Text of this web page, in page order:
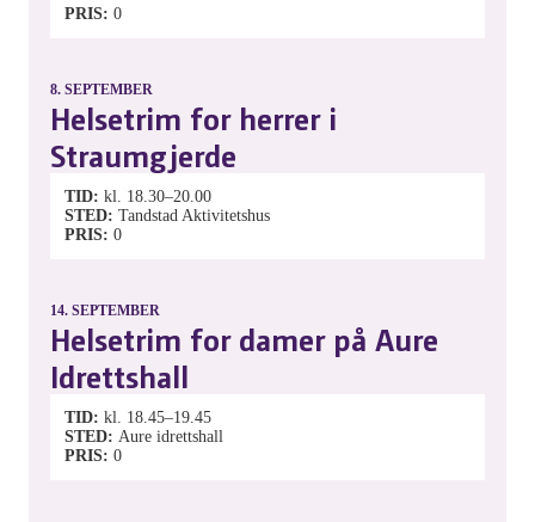
PRIS 0
8. SEPTEMBER
Helsetrim for herrer i
Straumgjerde
TID kl. 18.30–20.00
STED Tandstad Aktivitetshus
PRIS 0
14. SEPTEMBER
Helsetrim for damer på Aure
Idrettshall
TID kl. 18.45–19.45
STED Aure idrettshall
PRIS 0